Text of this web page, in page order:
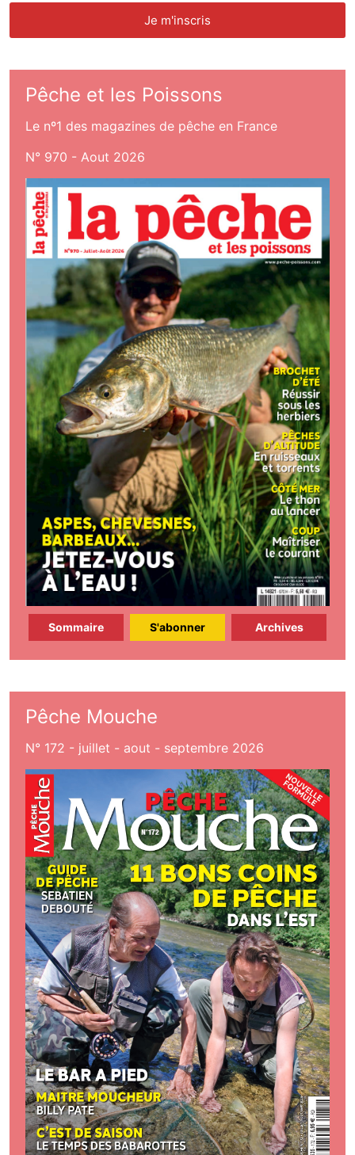
Pêche et les Poissons
Le nº1 des magazines de pêche en France
N° 970 - Aout 2026
Sommaire S'abonner Archives
Pêche Mouche
N° 172 - juillet - aout - septembre 2026